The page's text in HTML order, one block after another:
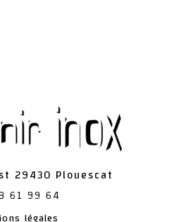
29430 Plouescat
61 99 64